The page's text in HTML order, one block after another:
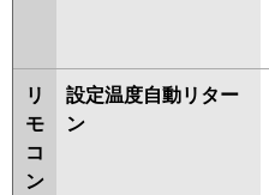
リ
モ
コ
ン
設定温度自動リター
ン